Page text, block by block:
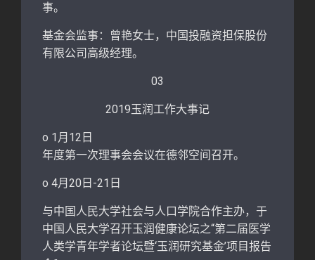
事。
基金会监事：曾艳女士，中国投融资担保股份
有限公司高级经理。
03
2019玉润工作大事记
o 1月12日
年度第一次理事会会议在德邻空间召开。
o 4月20日-21日
与中国人民大学社会与人口学院合作主办，于
中国人民大学召开玉润健康论坛之“第二届医学
人类学青年学者论坛暨‘玉润研究基金’项目报告